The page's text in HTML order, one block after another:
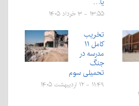
۱۳:۵۵ - ۳ خرداد ۱۴۰۵
تخریب
کامل ۱۱
مدرسه در
جنگ
تحمیلی سوم
۱۱:۴۹ - ۱۲ اردیبهشت ۱۴۰۵